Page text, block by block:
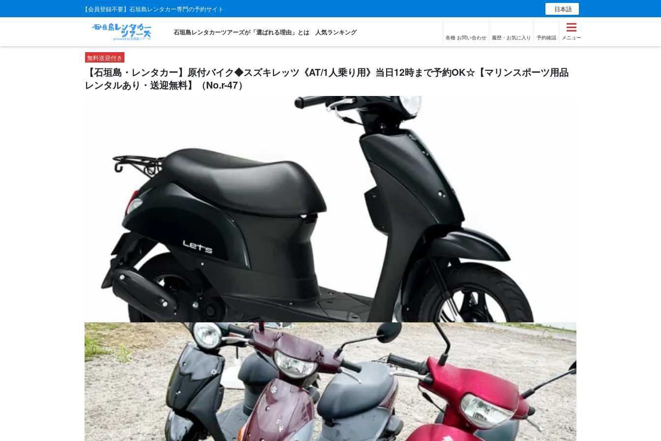
【会員登録不要】石垣島レンタカー専門の予約サイト 日本語
石垣島レンタカーツアーズが「選ばれる理由」とは 人気ランキング
各種 お問い合わせ 履歴・お気に入り 予約確認 メニュー
無料送迎付き
【石垣島・レンタカー】原付バイク◆スズキレッツ《AT/1人乗り用》当日12時まで予約OK☆【マリンスポーツ用品
レンタルあり・送迎無料】（No.r-47）
当日：
1泊2日：7,000円
2泊3日：10,500円
車両タイプを選択
全ての車両
未定
4.9 (口コミ7件 )
プランの特徴 参考スケジュール 内容と詳細 このプランのQ&A 関連プラン
直近で8人が検討しています。
会員登録不要
予約・空き状況を見る